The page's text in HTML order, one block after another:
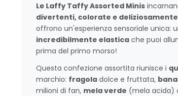
Le Laffy Taffy Assorted Minis
divertenti, colorate e
offrono un'esperienza sensoriale unica:
incredibilmente elasticache puoi
prima del primo morso!
Questa confezione assortita riunisce i
marchio: fragoladolce e fruttata,
milioni di fan, mela verde (mela acida)